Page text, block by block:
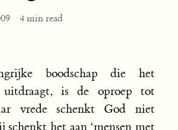
4 min read
boodschap die het
uitdraagt, is de oproep tot
vrede schenkt God niet
schenkt het aan ‘mensen met